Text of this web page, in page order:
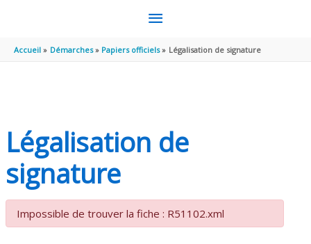
MENU
PRINCIPAL
Accueil Démarches Papiers officiels Légalisation de signature
Légalisation de
signature
Impossible de trouver la fiche : R51102.xml